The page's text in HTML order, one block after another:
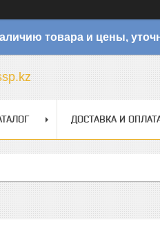
товара и цены,
ДОСТАВКА И